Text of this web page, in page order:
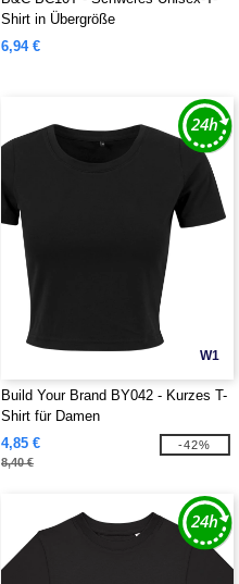
Shirt in Übergröße
6,94 €
W1
Build Your Brand BY042 - Kurzes T-
Shirt für Damen
4,85 €
8,40 €
-42%